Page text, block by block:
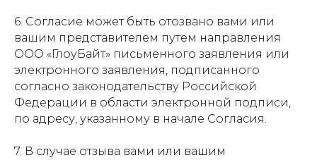
6. Согласие может быть отозвано вами или
вашим представителем путем направления
ООО «ГлоуБайт» письменного заявления или
электронного заявления, подписанного
согласно законодательству Российской
Федерации в области электронной подписи,
по адресу, указанному в начале Согласия.
7. В случае отзыва вами или вашим